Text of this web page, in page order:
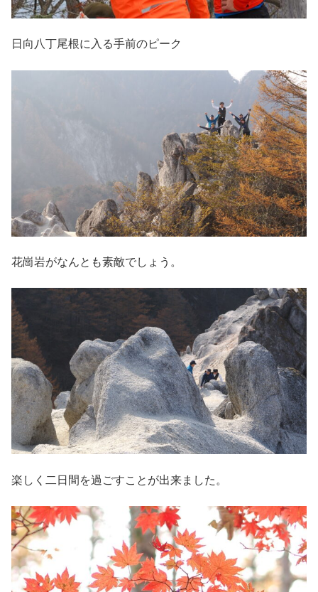
日向八丁尾根に入る手前のピーク
花崗岩がなんとも素敵でしょう。
楽しく二日間を過ごすことが出来ました。